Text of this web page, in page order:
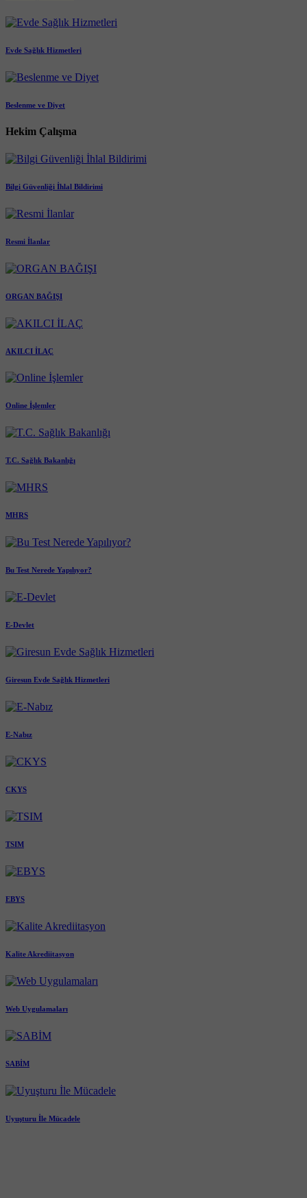
Evde Sağlık Hizmetleri
Beslenme ve Diyet
Hekim Çalışma
Bilgi Güvenliği İhlal Bildirimi
Resmi İlanlar
ORGAN BAĞIŞI
AKILCI İLAÇ
Online İşlemler
T.C. Sağlık Bakanlığı
MHRS
Bu Test Nerede Yapılıyor?
E-Devlet
Giresun Evde Sağlık Hizmetleri
E-Nabız
CKYS
TSIM
EBYS
Kalite Akrediitasyon
Web Uygulamaları
SABİM
Uyuşturu İle Mücadele